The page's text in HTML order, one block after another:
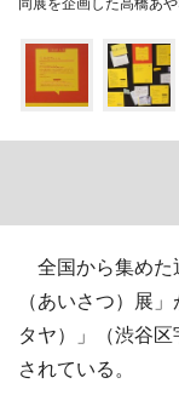
全国から集めた
（あいさつ）展
タヤ）」（渋谷
されている。